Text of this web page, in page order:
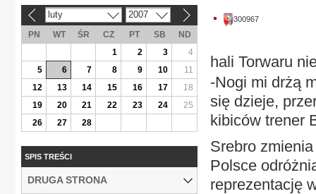
300967
hali Torwaru
-Nogi mi drżą
się dzieje,
kibiców trener
Srebro
Polsce
reprezentację
luty 2007
PN WT ŚR CZ PT SB
ND
1
2 3
4
5
6 7 8 9 10
11
12
13 14 15 16 17
18
19
20 21 22 23 24
25
26
27 28
SPIS TREŚCI
DRUGA STRONA